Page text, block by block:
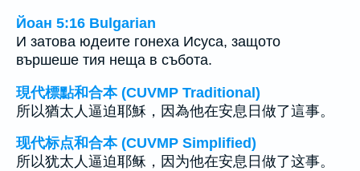
Йоан 5:16 Bulgarian
И затова юдеите гонеха Исуса, защото
вършеше тия неща в събота.
現代標點和合本 (CUVMP Traditional)
所以猶太人逼迫耶穌，因為他在安息日做了這事。
现代标点和合本 (CUVMP Simplified)
所以犹太人逼迫耶稣，因为他在安息日做了这事。